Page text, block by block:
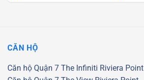
CĂN HỘ
Căn hộ Quận 7 The Infiniti Riviera Point